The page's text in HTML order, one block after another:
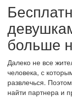
больше
Далеко не все
человека, с
развлечься.
найти партнера и